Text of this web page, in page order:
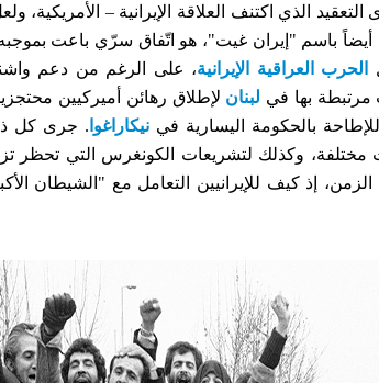
التعقيد الذي اكتنف العلاقة الإيرانية – الأمريكية،
باسم "إيران غيت"، هو اتّفاق سرّي باعت بموجبه
الحرب العراقية الإيرانية، على الرغم من دعم
مرتبطة بها في لبنان لإطلاق رهائن أميركيين
بالحكومة اليسارية في نيكاراغوا . جرى كل
وكذلك لتشريعات الكونغرس التي تحظر
إذ كيف للإيرانيين التعامل مع "الشيطان